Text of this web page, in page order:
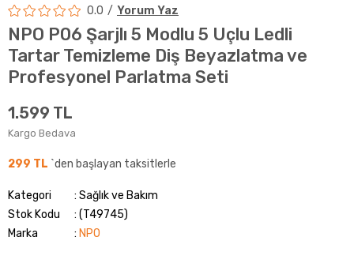
0.0 Yorum Yaz
NPO P06 Şarjlı 5 Modlu 5 Uçlu Ledli
Tartar Temizleme Diş Beyazlatma ve
Profesyonel Parlatma Seti
1.599 TL
Kargo Bedava
299 TL `den başlayan taksitlerle
Kategori
Sağlık ve Bakım
Stok Kodu
(T49745)
Marka
: NPO